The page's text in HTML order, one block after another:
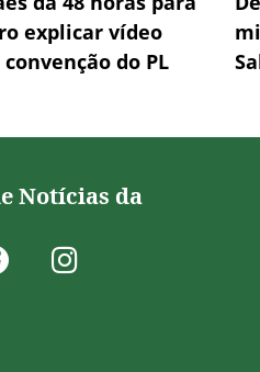
explicar vídeo
do PL
Notícias da